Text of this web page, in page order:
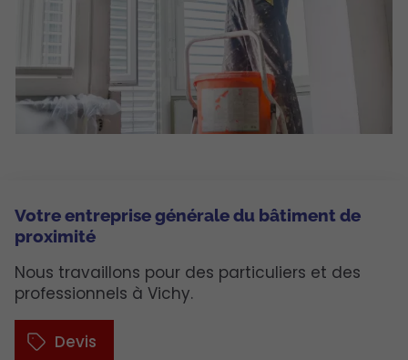
Votre entreprise générale du bâtiment de
proximité
Nous travaillons pour des particuliers et des
professionnels à Vichy.
Devis